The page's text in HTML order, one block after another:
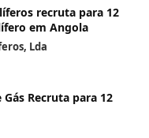
recruta para 12
em Angola
Lda
Recruta para 12